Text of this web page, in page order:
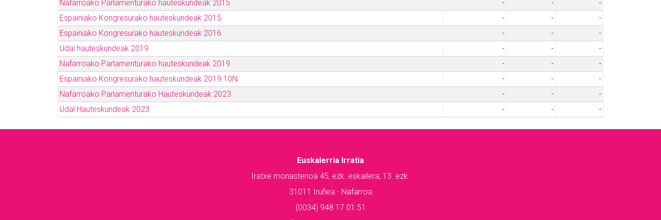
Nafarroako Parlamenturako hauteskundeak 2015
- -
-
Espainiako Kongresurako hauteskundeak 2015
- -
-
Espainiako Kongresurako hauteskundeak 2016
- -
-
Udal hauteskundeak 2019
- -
-
Nafarroako Parlamenturako hauteskundeak 2019
- -
-
Espainiako Kongresurako hauteskundeak 2019 10N
- -
-
Nafarroako Parlamenturako Hauteskundeak 2023
- -
-
Udal Hauteskundeak 2023
- - -
Euskalerria Irratia
Iratxe monasterioa 45, ezk. eskailera, 13. ezk.
31011 Iruñea - Nafarroa
(0034) 948 17 01 51